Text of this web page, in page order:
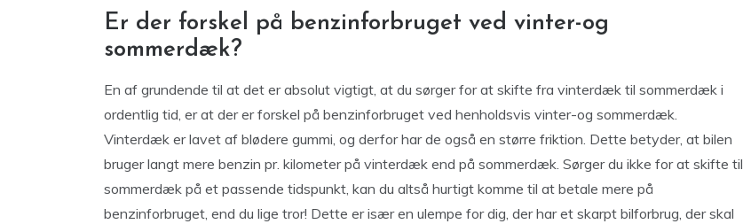
Er der forskel på benzinforbruget ved vinter-og
sommerdæk?
En af grundende til at det er absolut vigtigt, at du sørger for at skifte fra vinterdæk til sommerdæk i
ordentlig tid, er at der er forskel på benzinforbruget ved henholdsvis vinter-og sommerdæk.
Vinterdæk er lavet af blødere gummi, og derfor har de også en større friktion. Dette betyder, at bilen
bruger langt mere benzin pr. kilometer på vinterdæk end på sommerdæk. Sørger du ikke for at skifte til
sommerdæk på et passende tidspunkt, kan du altså hurtigt komme til at betale mere på
benzinforbruget, end du lige tror! Dette er især en ulempe for dig, der har et skarpt bilforbrug, der skal